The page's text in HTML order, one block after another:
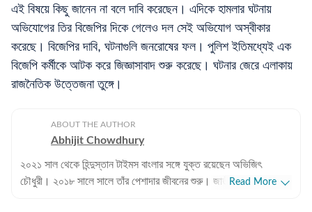
এই বিষয়ে কিছু জানেন না বলে দাবি করেছেন। এদিকে হামলার ঘটনায়
অভিযোগের তির বিজেপির দিকে গেলেও দল সেই অভিযোগ অস্বীকার
করেছে। বিজেপির দাবি, ঘটনাগুলি জনরোষের ফল। পুলিশ ইতিমধ্যেই এক
বিজেপি কর্মীকে আটক করে জিজ্ঞাসাবাদ শুরু করেছে। ঘটনার জেরে এলাকায়
রাজনৈতিক উত্তেজনা তুঙ্গে।
ABOUT THE AUTHOR
Abhijit Chowdhury
২০২১ সাল থেকে হিন্দুস্তান টাইমস বাংলার সঙ্গে যুক্ত রয়েছেন অভিজিৎ
চৌধুরী। ২০১৮ সালে সালে তাঁর পেশাদার জীবনের শুরু। জাতীয়, আন্তর্জাতিক
Read More